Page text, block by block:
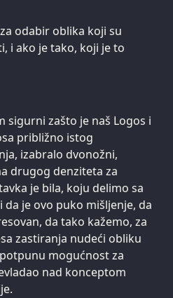
odabir oblika koji su
i ako je tako, koji je to
sigurni zašto je naš Logos i
približno istog
izabralo dvonožni,
drugog denziteta za
je bila, koju delimo sa
da je ovo puko mišljenje, da
da tako kažemo, za
zastiranja nudeći obliku
mogućnost za
nad konceptom